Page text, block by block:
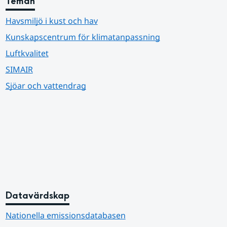
Havsmiljö i kust och hav
Kunskapscentrum för klimatanpassning
Luftkvalitet
SIMAIR
Sjöar och vattendrag
Datavärdskap
Nationella emissionsdatabasen